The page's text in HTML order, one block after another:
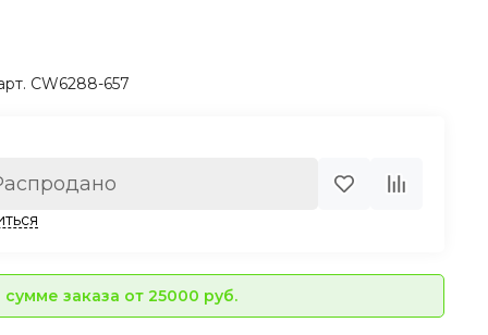
CW6288-657
заказа от 25000 руб.